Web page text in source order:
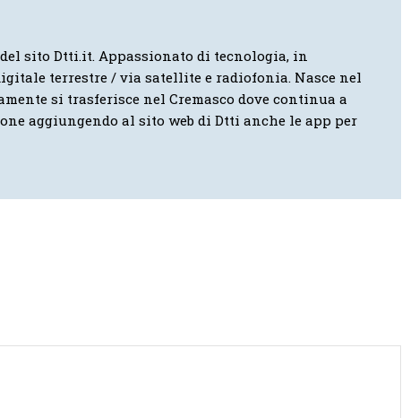
sito Dtti.it. Appassionato di tecnologia, in
terrestre / via satellite e radiofonia. Nasce nel
si trasferisce nel Cremasco dove continua a
aggiungendo al sito web di Dtti anche le app per